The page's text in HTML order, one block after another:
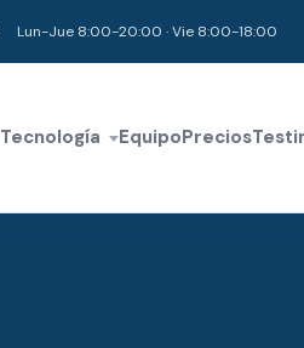
Lun-Jue 8:00-20:00 · Vie 8:00-18:00
Tecnología EquipoPrecios